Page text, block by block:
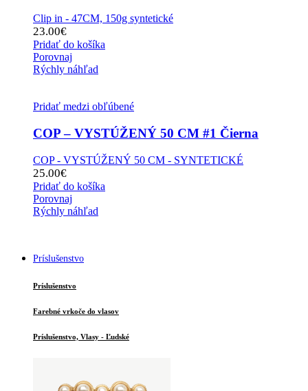
Clip in - 47CM, 150g syntetické
23.00€
Pridať do košíka
Porovnaj
Rýchly náhľad
Pridať medzi obľúbené
COP – VYSTÚŽENÝ 50 CM #1 Čierna
COP - VYSTÚŽENÝ 50 CM - SYNTETICKÉ
25.00€
Pridať do košíka
Porovnaj
Rýchly náhľad
Príslušenstvo
Príslušenstvo
Farebné vrkoče do vlasov
Príslušenstvo, Vlasy - Ľudské